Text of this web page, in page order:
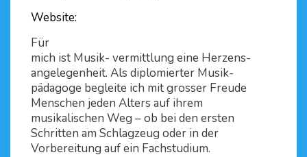
Website:
Für
mich ist Musik- vermittlung eine Herzens-
angelegenheit. Als diplomierter Musik-
pädagoge begleite ich mit grosser Freude
Menschen jeden Alters auf ihrem
musikalischen Weg – ob bei den ersten
Schritten am Schlagzeug oder in der
Vorbereitung auf ein Fachstudium.